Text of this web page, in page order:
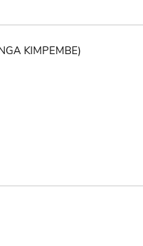
KIMPEMBE)